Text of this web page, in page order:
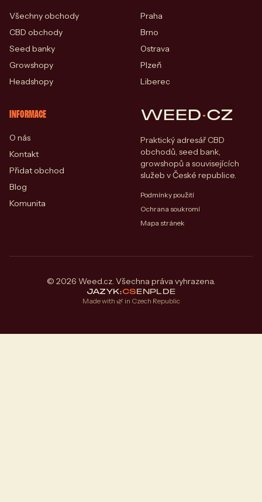
Všechny obchody
CBD obchody
Seed banky
Growshopy
Headshopy
Praha
Brno
Ostrava
Plzeň
Liberec
INFORMACE
O nás
Kontakt
Přidat obchod
Blog
Komunita
WEED·CZ
Praktický adresář CBD
obchodů, seed bank,
growshopů a souvisejících
služeb v České republice.
Podmínky použití
Ochrana soukromí
Mapa stránek
© 2026 Weed.cz. Všechna práva vyhrazena.
JAZYK:CSENPLDE
Made with 🌿 in Czech Republic